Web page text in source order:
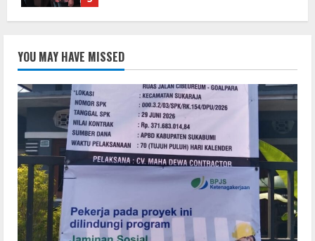
2
(81) Penjaga Pondok dan Marbot
Masjid YAMQU Diberangkatkan Umrah
6 Agustus 2026
3
TANGKAP OKNUM IS PREMAN YANG
MENGAKU DARI PT LKA, MENGANCAM
MEDIA DAN LEMBAGA SERTA BERUPAYA
MELAKUKAN SUAP!
6 Agustus 2026
Bupati Buol dan Wakil Bupati Hadiri
Peringatan Maulid Arbain ke-7 di
YOU MAY HAVE MISSED